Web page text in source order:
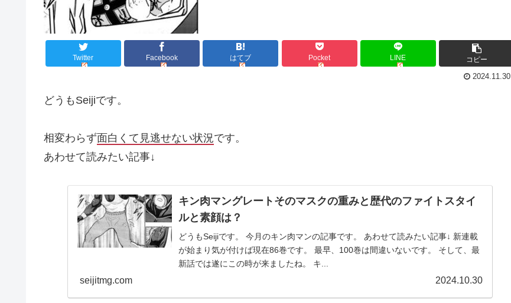
Twitter Facebook はてブ Pocket LINE コピー
2024.11.30
どうもSeijiです。
相変わらず面白くて見逃せない状況です。
あわせて読みたい記事↓
キン肉マングレートそのマスクの重みと歴代のファイトスタイ
ルと素顔は？
どうもSeijiです。 今月のキン肉マンの記事です。 あわせて読みたい記事↓ 新連載
が始まり気が付けば現在86巻です。 最早、100巻は間違いないです。 そして、最
新話では遂にこの時が来ましたね。 キ...
seijitmg.com 2024.10.30